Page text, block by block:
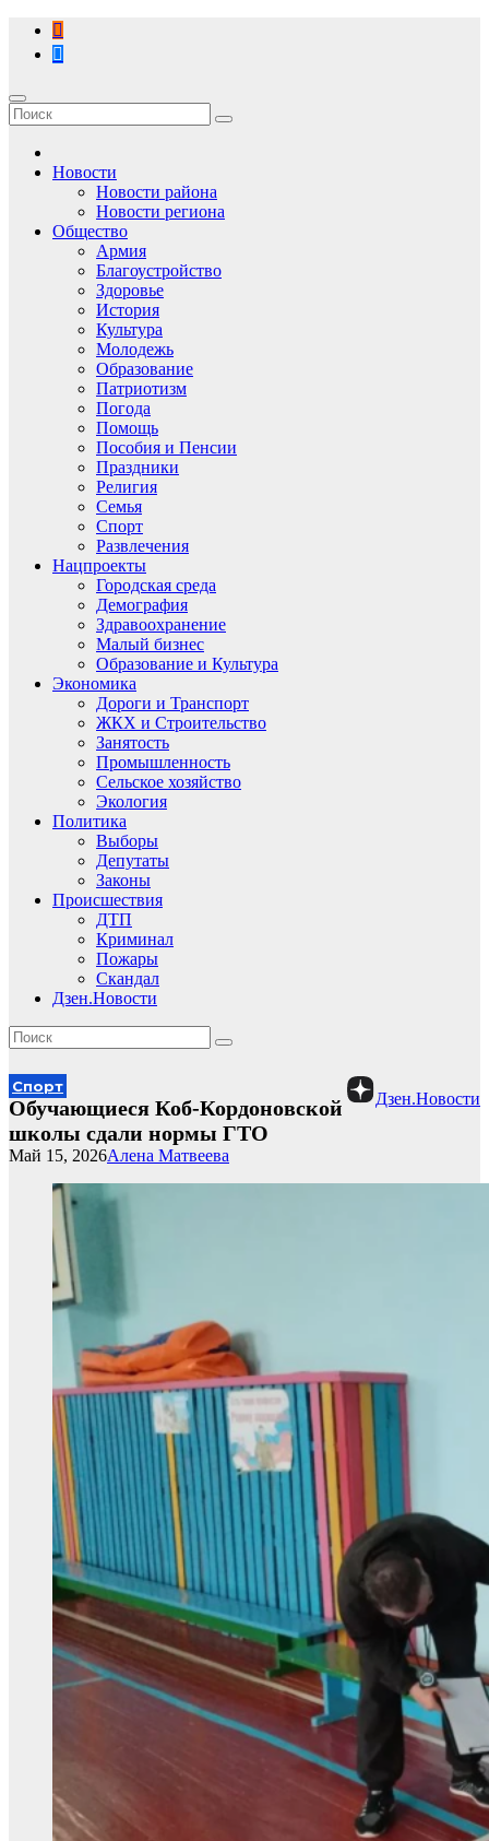
Перейти
содержимому
Новости
Новости района
Новости региона
Общество
Армия
Благоустройство
Здоровье
История
Культура
Молодежь
Образование
Патриотизм
Погода
Помощь
Пособия и Пенсии
Праздники
Религия
Семья
Спорт
Развлечения
Нацпроекты
Городская среда
Демография
Здравоохранение
Малый бизнес
Образование и Культура
Экономика
Дороги и Транспорт
ЖКХ и Строительство
Занятость
Промышленность
Сельское хозяйство
Экология
Политика
Выборы
Депутаты
Законы
Происшествия
ДТП
Криминал
Пожары
Скандал
Дзен.Новости
Дзен.Новости
Спорт
Обучающиеся Коб-Кордоновской
школы сдали нормы ГТО
Алена Матвеева
Май 15, 2026